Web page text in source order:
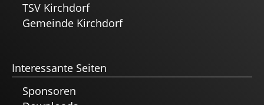
TSV Kirchdorf
Gemeinde Kirchdorf
Interessante Seiten
Sponsoren